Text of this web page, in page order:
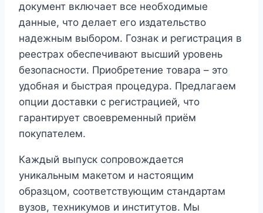
документ включает все необходимые
данные, что делает его издательство
надежным выбором. Гознак и регистрация в
реестрах обеспечивают высший уровень
безопасности. Приобретение товара – это
удобная и быстрая процедура. Предлагаем
опции доставки с регистрацией, что
гарантирует своевременный приём
покупателем.
Каждый выпуск сопровождается
уникальным макетом и настоящим
образцом, соответствующим стандартам
вузов, техникумов и институтов. Мы